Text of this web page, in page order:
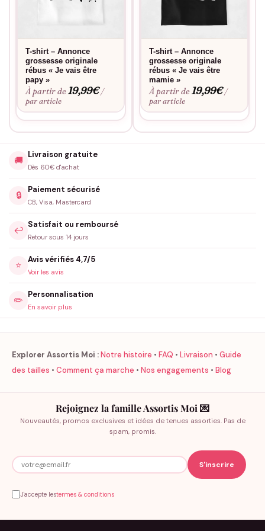
T-shirt – Annonce
grossesse originale
rébus « Je vais être
papy »
À partir de19,99€ /
par article
T-shirt – Annonce
grossesse originale
rébus « Je vais être
mamie »
À partir de19,99€ /
par article
🚚
Livraison gratuite
Dès 60€ d'achat
🔒
Paiement sécurisé
CB, Visa, Mastercard
↩️
Satisfait ou remboursé
Retour sous 14 jours
⭐
Avis vérifiés 4,7/5
Voir les avis
✏️
Personnalisation
En savoir plus
Explorer Assortis Moi :Notre histoire • FAQ • Livraison • Guide
des tailles • Comment ça marche • Nos engagements • Blog
Rejoignez la famille Assortis Moi 💌
Nouveautés, promos exclusives et idées de tenues assorties. Pas de
spam, promis.
J'accepte lestermes & conditions